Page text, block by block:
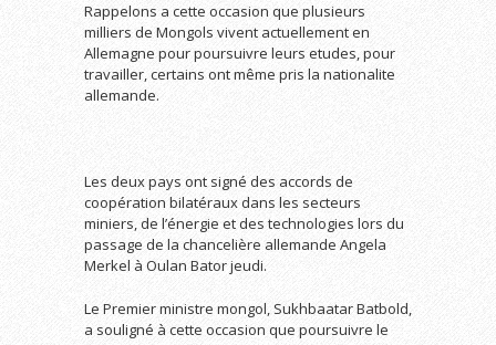
Rappelons a cette occasion que plusieurs
milliers de Mongols vivent actuellement en
Allemagne pour poursuivre leurs etudes, pour
travailler, certains ont même pris la nationalite
allemande.
Les deux pays ont signé des accords de
coopération bilatéraux dans les secteurs
miniers, de l’énergie et des technologies lors du
passage de la chancelière allemande Angela
Merkel à Oulan Bator jeudi.
Le Premier ministre mongol, Sukhbaatar Batbold,
a souligné à cette occasion que poursuivre le